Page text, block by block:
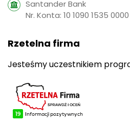
Santander Bank
Nr. Konta: 10 1090 1535
Rzetelna firma
Jesteśmy uczestnikiem